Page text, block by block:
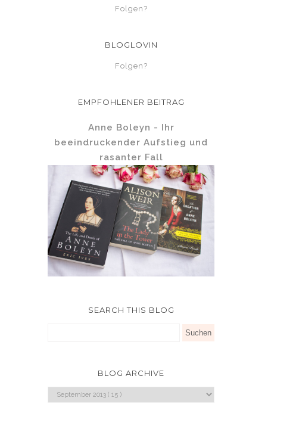
Folgen?
BLOGLOVIN
Folgen?
EMPFOHLENER BEITRAG
Anne Boleyn - Ihr
beeindruckender Aufstieg und
rasanter Fall
SEARCH THIS BLOG
BLOG ARCHIVE